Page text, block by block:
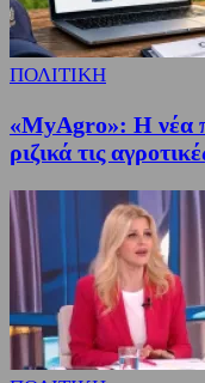
ΠΟΛΙΤΙΚΗ
«MyAgro»: Η νέα
ριζικά τις